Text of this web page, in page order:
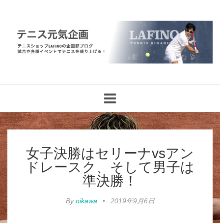
navigation
女子決勝はセリーナvsアン
ドレースク、そして男子は
準決勝！
Byoikawa • 2019年9月6日